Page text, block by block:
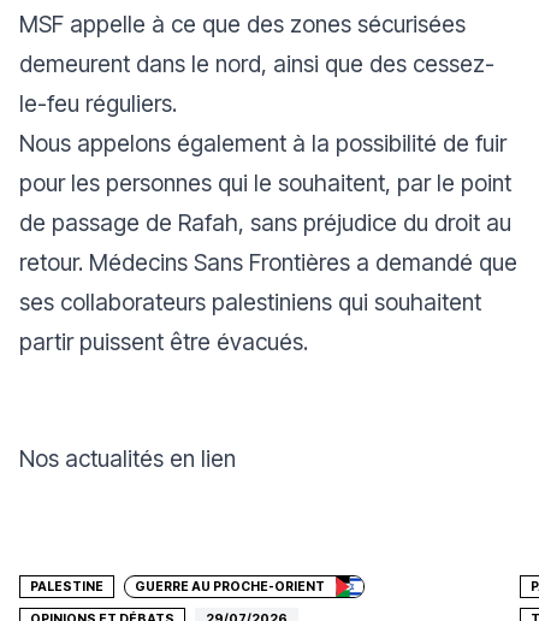
MSF appelle à ce que des zones sécurisées
demeurent dans le nord, ainsi que des cessez-
le-feu réguliers.
Nous appelons également à la possibilité de fuir
pour les personnes qui le souhaitent, par le point
de passage de Rafah, sans préjudice du droit au
retour. Médecins Sans Frontières a demandé que
ses collaborateurs palestiniens qui souhaitent
partir puissent être évacués.
Nos actualités en lien
PALESTINE GUERRE AU PROCHE-ORIENT